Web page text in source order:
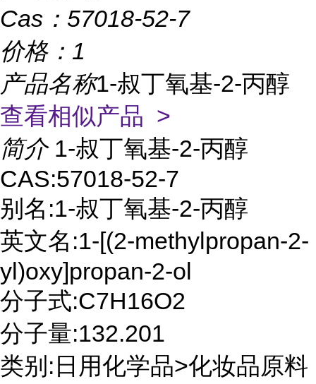
Cas： 57018-52-7
价格： 1
产品名称1-叔丁氧基-2-丙醇
查看相似产品 >
简介 1-叔丁氧基-2-丙醇
CAS:57018-52-7
别名:1-叔丁氧基-2-丙醇
英文名:1-[(2-methylpropan-2-
yl)oxy]propan-2-ol
分子式:C7H16O2
分子量:132.201
类别:日用化学品>化妆品原料